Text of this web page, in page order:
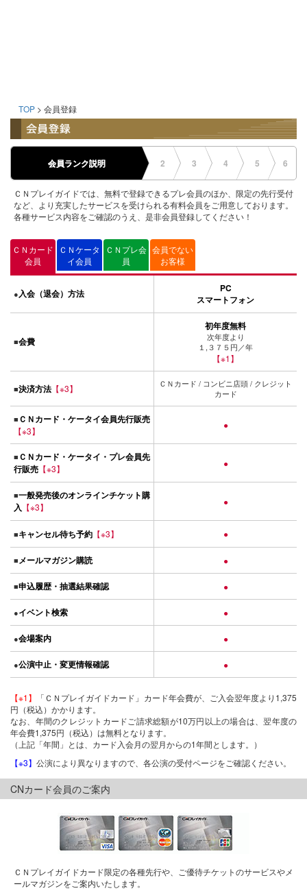
TOP > 会員登録
会員ランク説明 2 3 4 5 6
ＣＮプレイガイドでは、無料で登録できるプレ会員のほか、限定の先行受付
など、より充実したサービスを受けられる有料会員をご用意しております。
各種サービス内容をご確認のうえ、是非会員登録してください！
ＣＮカード
会員
ＣＮケータ
イ会員
ＣＮプレ会
員
会員でない
お客様
●入会（退会）方法
PC
スマートフォン
■会費
初年度無料
次年度より
１,３７５円／年
【※1】
■決済方法 【※3】
ＣＮカード / コンビニ店頭 / クレジット
カード
■ＣＮカード・ケータイ会員先行販売
【※3】
●
■ＣＮカード・ケータイ・プレ会員先
行販売 【※3】 ●
■一般発売後のオンラインチケット購
入 【※3】 ●
■キャンセル待ち予約 【※3】 ●
■メールマガジン購読 ●
■申込履歴・抽選結果確認 ●
●イベント検索 ●
●会場案内 ●
●公演中止・変更情報確認 ●
【※1】
「ＣＮプレイガイドカード」カード年会費が、ご入会翌年度より1,375
円（税込）かかります。
なお、年間のクレジットカードご請求総額が10万円以上の場合は、翌年度の
年会費1,375円（税込）は無料となります。
（上記「年間」とは、カード入会月の翌月からの1年間とします。）
【※3】 公演により異なりますので、各公演の受付ページをご確認ください。
CNカード会員のご案内
ＣＮプレイガイドカード限定の各種先行や、ご優待チケットのサービスやメ
ールマガジンをご案内いたします。